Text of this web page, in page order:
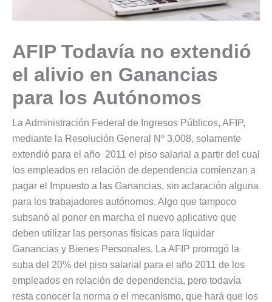
AFIP Todavía no extendió
el alivio en Ganancias
para los Autónomos
La Administración Federal de Ingresos Públicos, AFIP,
mediante la Resolución General Nº 3.008, solamente
extendió para el año 2011 el piso salarial a partir del cual
los empleados en relación de dependencia comienzan a
pagar el Impuesto a las Ganancias, sin aclaración alguna
para los trabajadores autónomos. Algo que tampoco
subsanó al poner en marcha el nuevo aplicativo que
deben utilizar las personas físicas para liquidar
Ganancias y Bienes Personales. La AFIP prorrogó la
suba del 20% del piso salarial para el año 2011 de los
empleados en relación de dependencia, pero todavía
resta conocer la norma o el mecanismo, que hará que los